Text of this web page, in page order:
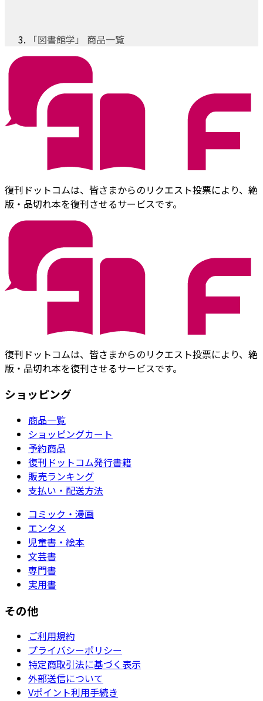
「図書館学」 商品一覧
復刊ドットコムは、皆さまからのリクエスト投票により、絶
版・品切れ本を復刊させるサービスです。
復刊ドットコムは、皆さまからのリクエスト投票により、絶
版・品切れ本を復刊させるサービスです。
ショッピング
商品一覧
ショッピングカート
予約商品
復刊ドットコム発行書籍
販売ランキング
支払い・配送方法
コミック・漫画
エンタメ
児童書・絵本
文芸書
専門書
実用書
その他
ご利用規約
プライバシーポリシー
特定商取引法に基づく表示
外部送信について
Vポイント利用手続き